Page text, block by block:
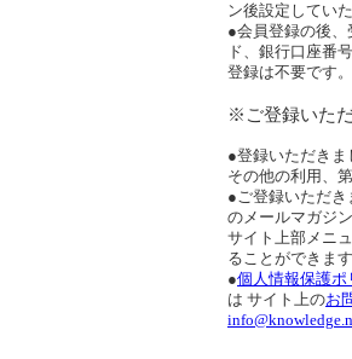
ン後設定してい
●会員登録の後
ド、銀行口座番
登録は不要です。
※ご登録いた
●登録いただき
その他の利用、
●ご登録いただ
のメールマガジ
サイト上部メニ
ることができま
●個人情報保護ポ
は サイト上のお